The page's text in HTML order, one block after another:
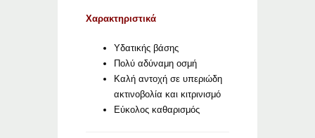
Χαρακτηριστικά
Υδατικής βάσης
Πολύ αδύναμη οσμή
Καλή αντοχή σε υπεριώδη
ακτινοβολία και κιτρινισμό
Εύκολος καθαρισμός